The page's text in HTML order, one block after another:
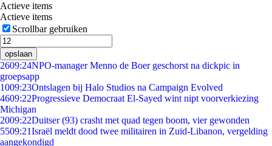
Actieve items
Actieve items
Scrollbar gebruiken
opslaan
2609:24NPO-manager Menno de Boer geschorst na dickpic in
groepsapp
1009:23Ontslagen bij Halo Studios na Campaign Evolved
4609:22Progressieve Democraat El-Sayed wint nipt voorverkiezing
Michigan
2009:22Duitser (93) crasht met quad tegen boom, vier gewonden
5509:21Israël meldt dood twee militairen in Zuid-Libanon, vergelding
aangekondigd